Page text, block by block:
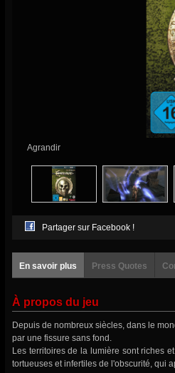
Agrandir
Partager sur Facebook !
En savoir plus Press Quotes
À propos du jeu
Depuis de nombreux siècles, dans le
par une fissure sans fond.
Les territoires de la lumière sont riches
tortueuses et infertiles de l'obscurité, qui